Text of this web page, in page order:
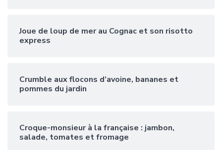
Joue de loup de mer au Cognac et son risotto
express
Crumble aux flocons d’avoine, bananes et
pommes du jardin
Croque-monsieur à la française : jambon,
salade, tomates et fromage